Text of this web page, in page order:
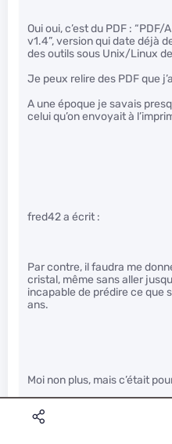
Oui oui, c’est du PDF :
v1.4”, version qui date déjà
des outils sous Unix/Linux
Je peux relire des PDF que
A une époque je savais
celui qu’on envoyait à
fred42 a écrit :
Par contre, il faudra me
cristal, même sans aller
incapable de prédire ce que
ans.
Moi non plus, mais c’était